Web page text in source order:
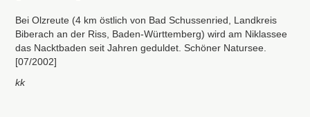
Bei Olzreute (4 km östlich von Bad Schussenried, Landkreis
Biberach an der Riss, Baden-Württemberg) wird am Niklassee
das Nacktbaden seit Jahren geduldet. Schöner Natursee.
[07/2002]
kk